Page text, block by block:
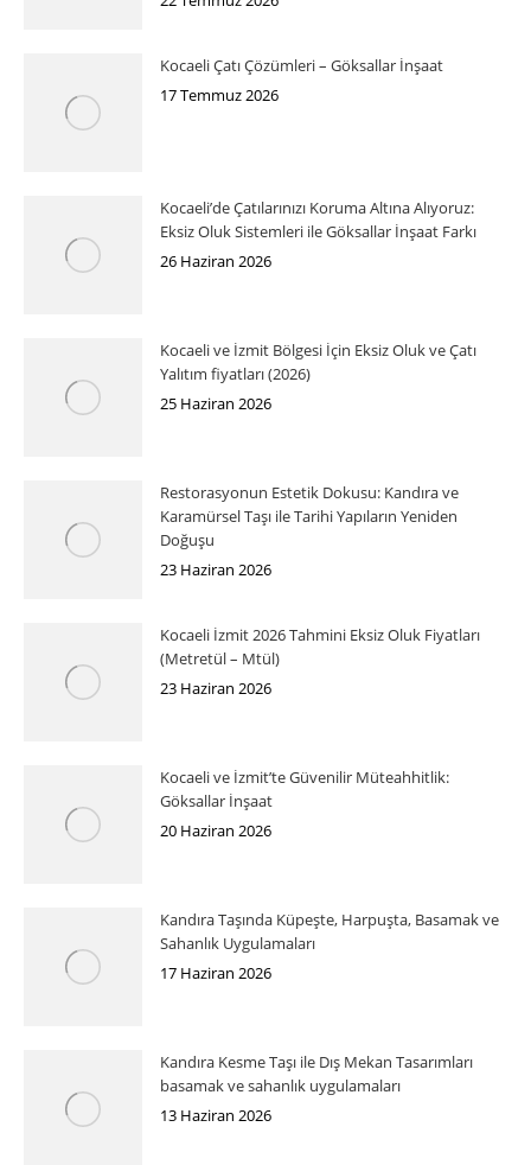
Kocaeli Çatı Çözümleri – Göksallar İnşaat
17 Temmuz 2026
Kocaeli’de Çatılarınızı Koruma Altına Alıyoruz:
Eksiz Oluk Sistemleri ile Göksallar İnşaat Farkı
26 Haziran 2026
Kocaeli ve İzmit Bölgesi İçin Eksiz Oluk ve Çatı
Yalıtım fiyatları (2026)
25 Haziran 2026
Restorasyonun Estetik Dokusu: Kandıra ve
Karamürsel Taşı ile Tarihi Yapıların Yeniden
Doğuşu
23 Haziran 2026
Kocaeli İzmit 2026 Tahmini Eksiz Oluk Fiyatları
(Metretül – Mtül)
23 Haziran 2026
Kocaeli ve İzmit’te Güvenilir Müteahhitlik:
Göksallar İnşaat
20 Haziran 2026
Kandıra Taşında Küpeşte, Harpuşta, Basamak ve
Sahanlık Uygulamaları
17 Haziran 2026
Kandıra Kesme Taşı ile Dış Mekan Tasarımları
basamak ve sahanlık uygulamaları
13 Haziran 2026